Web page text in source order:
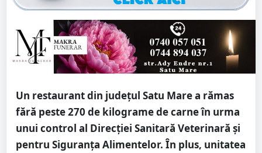
Un restaurant din județul Satu Mare a rămas
fără peste 270 de kilograme de carne în urma
unui control al Direcției Sanitară Veterinară și
pentru Siguranța Alimentelor. În plus, unitatea